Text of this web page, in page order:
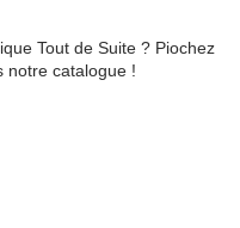
Tout de Suite ? Piochez
notre catalogue !